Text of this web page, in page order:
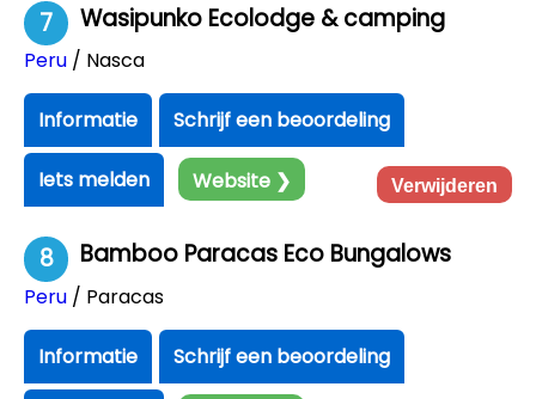
7 Wasipunko Ecolodge & camping
Peru / Nasca
Informatie Schrijf een beoordeling
Iets melden Website ❯ Verwijderen
8 Bamboo Paracas Eco Bungalows
Peru / Paracas
Informatie Schrijf een beoordeling